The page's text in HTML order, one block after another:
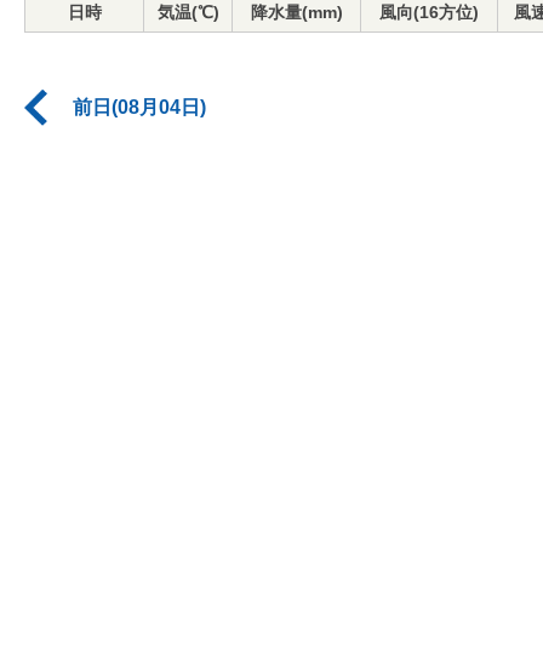
日時 気温(℃) 降水量(mm) 風向(16方位) 風
前日(08月04日)